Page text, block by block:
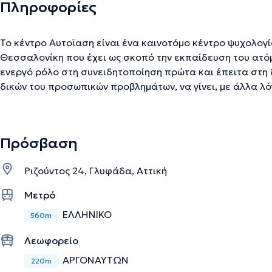
Πληροφορίες
Το κέντρο Αυτοϊαση είναι ένα καινοτόμο κέντρο
Θεσσαλονίκη που έχει ως σκοπό την εκπαίδευση του
ενεργό ρόλο στη συνειδητοποίηση πρώτα και έπειτα στη
δικών του προσωπικών προβλημάτων, να γίνει, με άλλα
Βιοανάδρασης και Νευροανάδρασης Το επιστημονικό
θεραπευτικών μεθόδων. Οι ψυχολόγοι του κέντρου
απαραίτητα εργαλεία και τις γνώσεις ώστε να
ομοιόσταση και την ψυχική και σωματική ισορροπία του.
ένα σωματικό σύμπτωμα, που πάντοτε οφείλεται σε μια
βρίσκεται στο δυσλειτουργικό τρόπο ερμηνείας μιας
μας “ειδοποιεί”, γνωστοποιώντας μας πως ο τρόπος που
προκαλεί προβλήματα στη συνολική ισορροπία μας.
Πρόσβαση
Ριζούντος 24, Γλυφάδα, Αττική
Μετρό
560m ΕΛΛΗΝΙΚΟ
Λεωφορείο
220m ΑΡΓΟΝΑΥΤΩΝ